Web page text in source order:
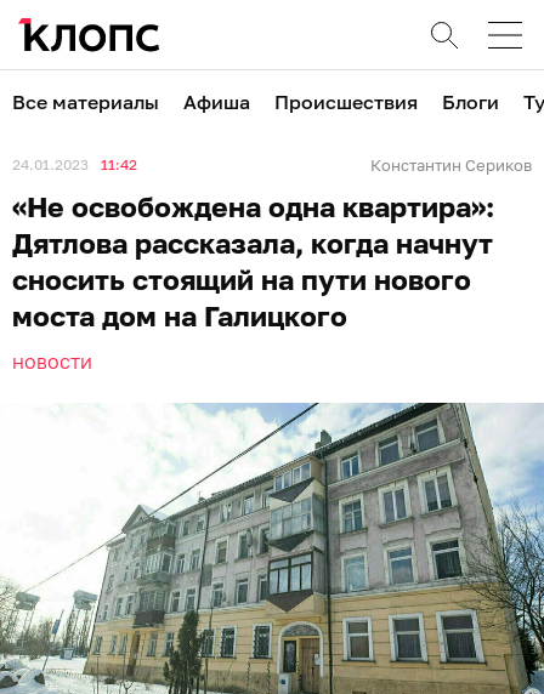
Все материалы Афиша Происшествия Блоги
24.01.2023 11:42 Константин Сериков
«Не освобождена одна квартира»:
Дятлова рассказала, когда начнут
сносить стоящий на пути нового
моста дом на Галицкого
НОВОСТИ